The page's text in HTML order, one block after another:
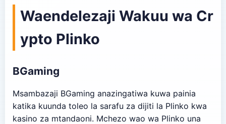
Waendelezaji Wakuu wa Cr
ypto Plinko
BGaming
Msambazaji BGaming anazingatiwa kuwa painia
katika kuunda toleo la sarafu za dijiti la Plinko kwa
kasino za mtandaoni. Mchezo wao wa Plinko una